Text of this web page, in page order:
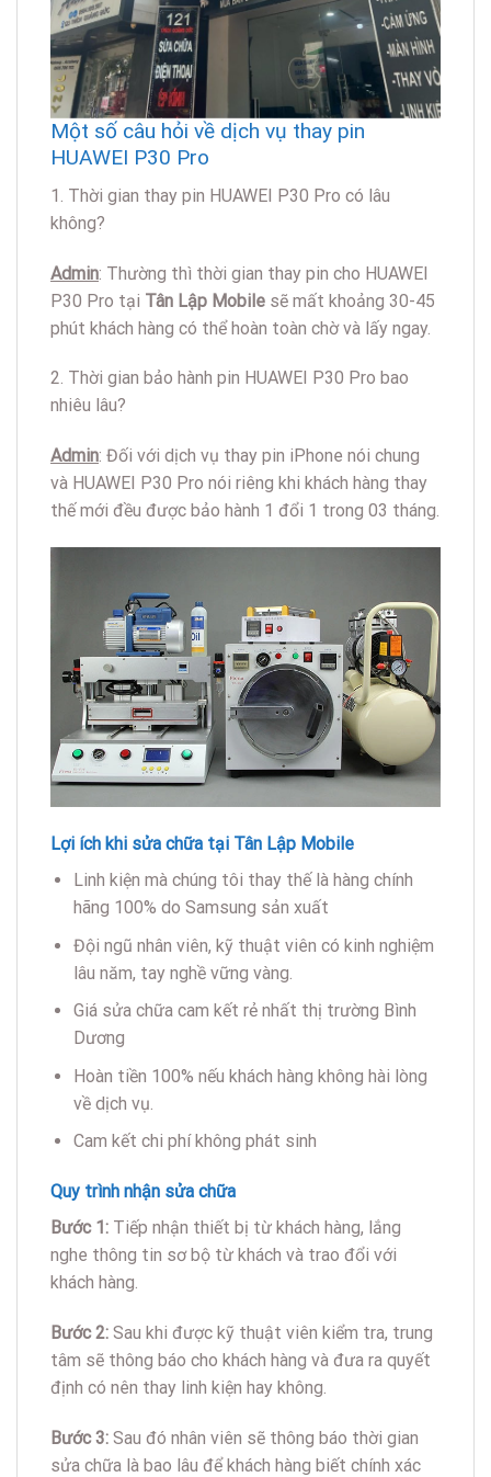
Một số câu hỏi về dịch vụ thay pin
HUAWEI P30 Pro
1. Thời gian thay pin HUAWEI P30 Pro có lâu
không?
Admin: Thường thì thời gian thay pin cho HUAWEI
P30 Pro tại Tân Lập Mobile sẽ mất khoảng 30-45
phút khách hàng có thể hoàn toàn chờ và lấy ngay.
2. Thời gian bảo hành pin HUAWEI P30 Pro bao
nhiêu lâu?
Admin: Đối với dịch vụ thay pin iPhone nói chung
và HUAWEI P30 Pro nói riêng khi khách hàng thay
thế mới đều được bảo hành 1 đổi 1 trong 03 tháng.
Lợi ích khi sửa chữa tại Tân Lập Mobile
Linh kiện mà chúng tôi thay thế là hàng chính
hãng 100% do Samsung sản xuất
Đội ngũ nhân viên, kỹ thuật viên có kinh nghiệm
lâu năm, tay nghề vững vàng.
Giá sửa chữa cam kết rẻ nhất thị trường Bình
Dương
Hoàn tiền 100% nếu khách hàng không hài lòng
về dịch vụ.
Cam kết chi phí không phát sinh
Quy trình nhận sửa chữa
Bước 1: Tiếp nhận thiết bị từ khách hàng, lắng
nghe thông tin sơ bộ từ khách và trao đổi với
khách hàng.
Bước 2: Sau khi được kỹ thuật viên kiểm tra, trung
tâm sẽ thông báo cho khách hàng và đưa ra quyết
định có nên thay linh kiện hay không.
Bước 3: Sau đó nhân viên sẽ thông báo thời gian
sửa chữa là bao lâu để khách hàng biết chính xác